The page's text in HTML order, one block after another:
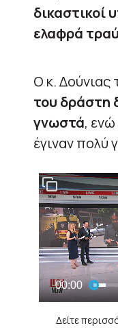
δικαστικοί
ελαφρά
Ο κ. Δούνιας
του δράστη
γνωστά,
έγιναν πολύ
Δείτε